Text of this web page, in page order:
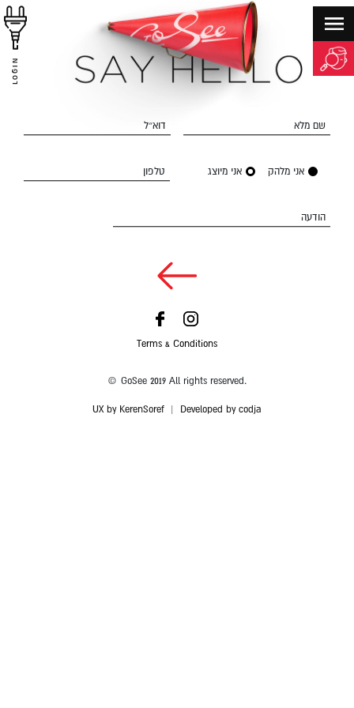
LOGIN
שם מלא דוא״ל
אני מלהק אני מיוצג טלפון
הודעה
Terms & Conditions
© GoSee 2019 All rights reserved.
UX by KerenSoref Developed by codja